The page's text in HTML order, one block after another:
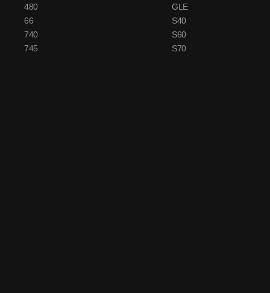
480
66
740
745
GLE
S40
S60
S70